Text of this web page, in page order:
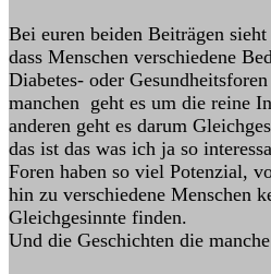
Bei euren beiden Beiträgen
dass Menschen verschiedene
Diabetes- oder
manchen geht es um die reine
anderen geht es darum
das ist das was ich ja so
Foren haben so viel Potenzial,
hin zu verschiedene Menschen
Gleichgesinnte finden.
Und die Geschichten die